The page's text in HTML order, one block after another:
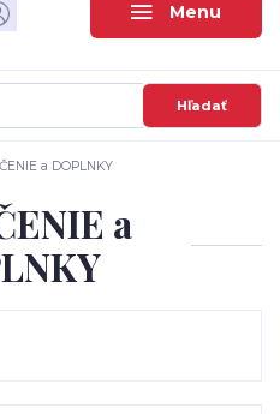
Menu
Hľadať
a DOPLNKY
a